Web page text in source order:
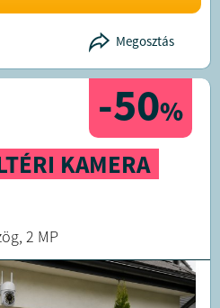
Megosztás
-50%
KAMERA
2 MP